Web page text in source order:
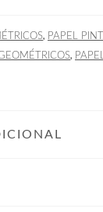
, PAPEL
,